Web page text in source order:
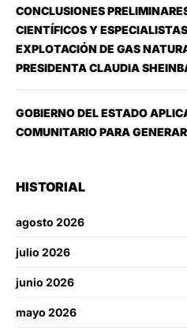
CONCLUSIONES
CIENTÍFICOS Y
EXPLOTACIÓN DE GAS
PRESIDENTA CLAUDIA
GOBIERNO DEL ESTADO
COMUNITARIO PARA
HISTORIAL
agosto 2026
julio 2026
junio 2026
mayo 2026